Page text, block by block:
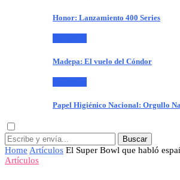
Honor: Lanzamiento 400 Series
Madepa: El vuelo del Cóndor
Papel Higiénico Nacional: Orgullo
Buscar
Home Artículos El Super Bowl que habló
Artículos